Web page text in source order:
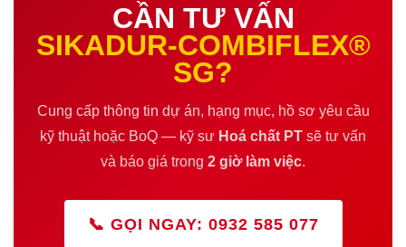
CẦN TƯ VẤN
SIKADUR-COMBIFLEX®
SG?
Cung cấp thông tin dự án, hạng mục, hồ sơ yêu cầu
kỹ thuật hoặc BoQ — kỹ sư Hoá chất PT sẽ tư vấn
và báo giá trong 2 giờ làm việc.
📞 GỌI NGAY: 0932 585 077